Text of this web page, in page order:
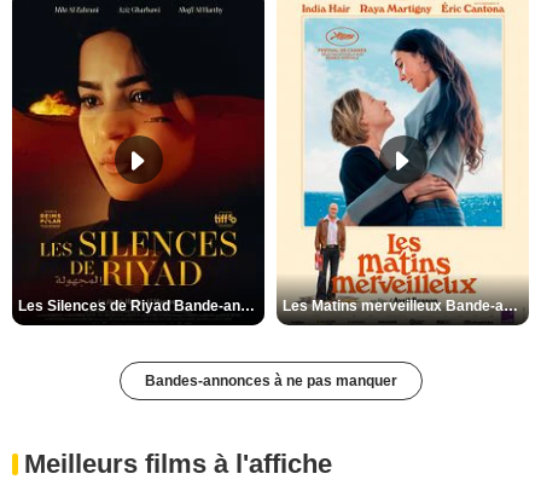
Les Silences de Riyad Bande-annonce VO STFR Les Matins merveilleux Bande-annonce VF
Bandes-annonces à ne pas manquer
Meilleurs films à l'affiche